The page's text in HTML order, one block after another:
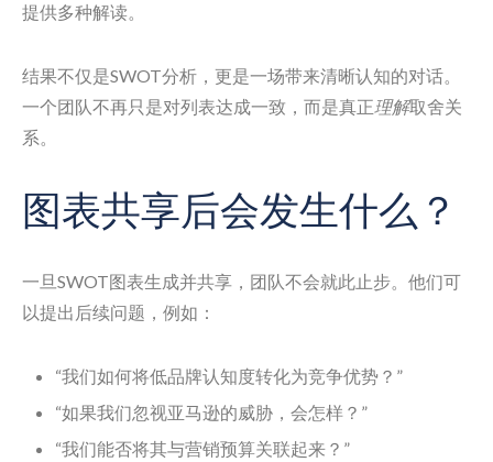
提供多种解读。
结果不仅是SWOT分析，更是一场带来清晰认知的对话。
一个团队不再只是对列表达成一致，而是真正理解取舍关
系。
图表共享后会发生什么？
一旦SWOT图表生成并共享，团队不会就此止步。他们可
以提出后续问题，例如：
“我们如何将低品牌认知度转化为竞争优势？”
“如果我们忽视亚马逊的威胁，会怎样？”
“我们能否将其与营销预算关联起来？”